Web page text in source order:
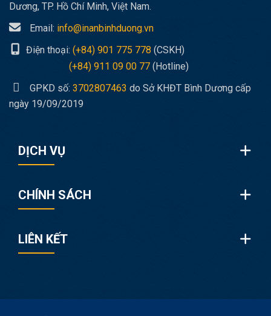
Dương, TP. Hồ Chí Minh, Việt Nam.
Email: info@inanbinhduong.vn
Điện thoại: (+84) 901 775 778 (CSKH)
(+84) 911 09 00 77 (Hotline)
GPKD số: 3702807463 do Sở KHĐT Bình Dương cấp
ngày 19/09/2019
DỊCH VỤ
CHÍNH SÁCH
LIÊN KẾT